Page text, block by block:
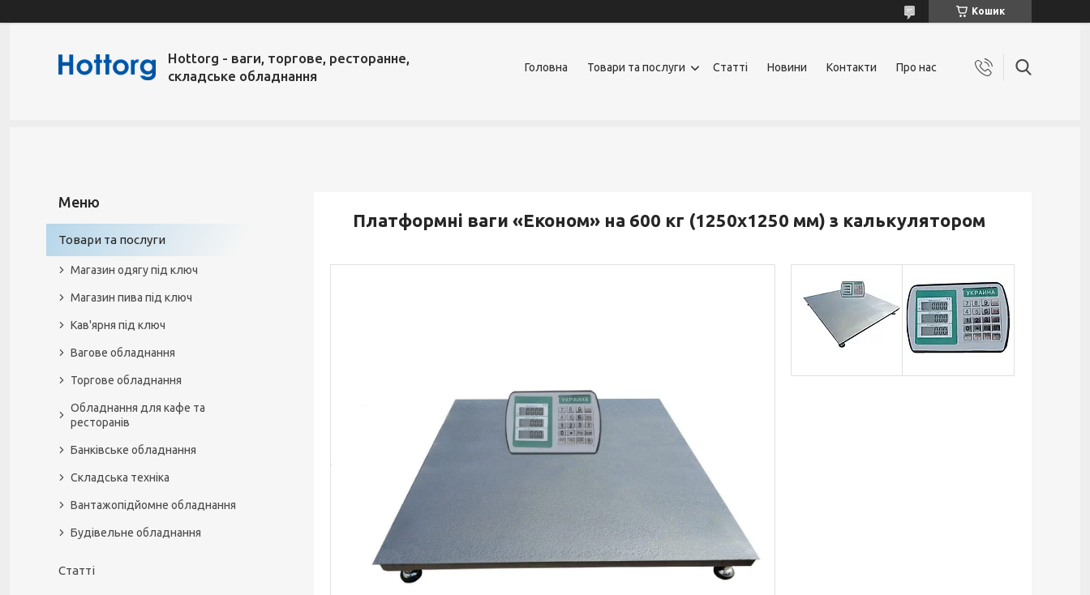
Кошик
Hottorg - ваги, торгове, ресторанне,
складське обладнання
Головна Товари та послуги Статті Новини Контакти Про нас
Платформні ваги «Економ» на 600 кг (1250х1250 мм) з калькулятором
Товари та послуги
Магазин одягу під ключ
Магазин пива під ключ
Кав'ярня під ключ
Вагове обладнання
Торгове обладнання
Обладнання для кафе та
ресторанів
Банківське обладнання
Складська техніка
Вантажопідйомне обладнання
Будівельне обладнання
Статті